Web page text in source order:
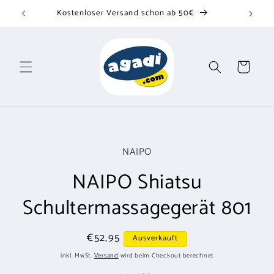
zum Kostenloser Versand schon ab 50€
Warenkorb
NAIPO
NAIPO Shiatsu
Schultermassagegerät 801
Normaler
Preis
€52,95 Ausverkauft
inkl. MwSt.Versandwird beim Checkout berechnet